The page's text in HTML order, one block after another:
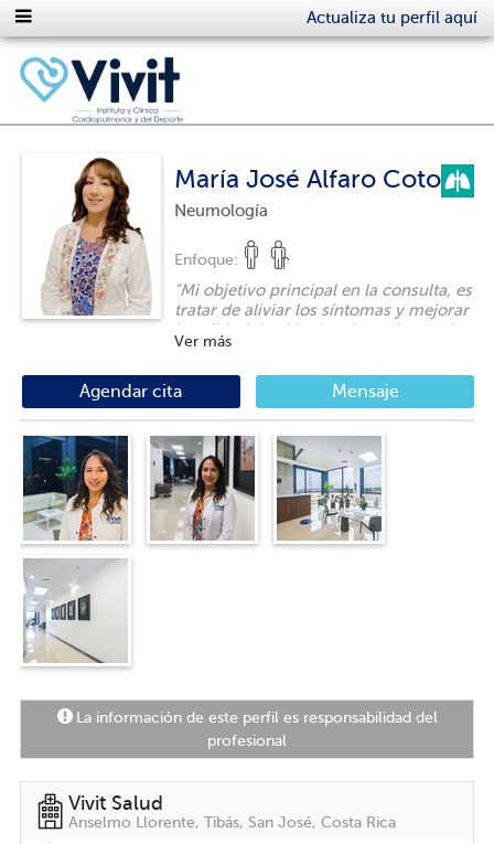
Actualiza tu perfil aquí
María José Alfaro Coto
Neumología
Enfoque:
"Mi objetivo principal en la consulta, es
tratar de aliviar los síntomas y mejorar
la calidad de vida de mis pacientes, lo
cuál se logra muchas veces de manera
seguimiento. Además me gusta pensar
que el tiempo de mi consulta es un
pacientes puedan abordar todas las
dudas e inquietudes"
Ver más
Agendar cita Mensaje
La información de este perfil es responsabilidad del
profesional
Vivit Salud
Anselmo Llorente, Tibás, San José, Costa Rica